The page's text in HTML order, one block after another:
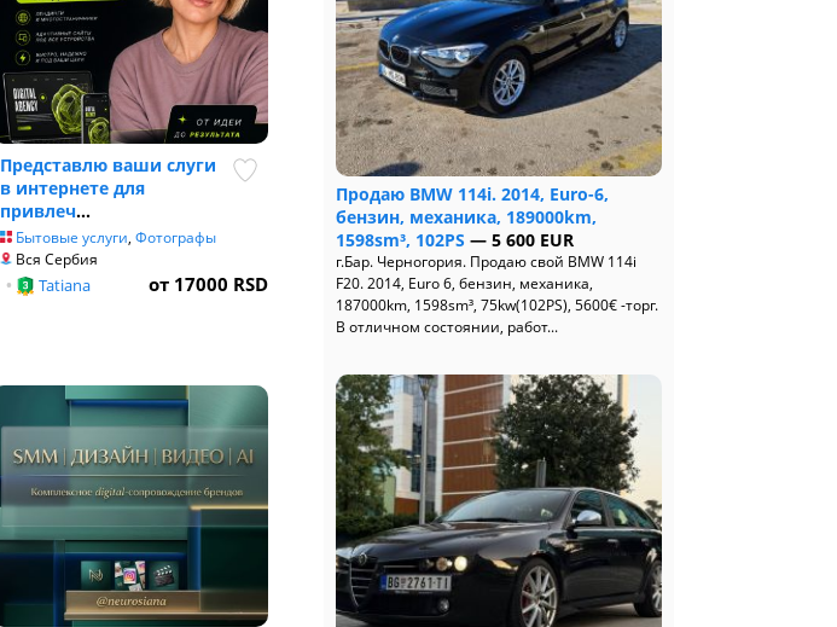
Представлю ваши слуги
в интернете для
привлеч...
Бытовые услуги, Фотографы
Вся Сербия
от 17000 RSD
• Tatiana
Продаю BMW 114i. 2014, Euro-6,
бензин, механика, 189000km,
1598sm³, 102PS — 5 600 EUR
г.Бар. Черногория. Продаю свой BMW 114i
F20. 2014, Euro 6, бензин, механика,
187000km, 1598sm³, 75kw(102PS), 5600€ -торг.
В отличном состоянии, работ...